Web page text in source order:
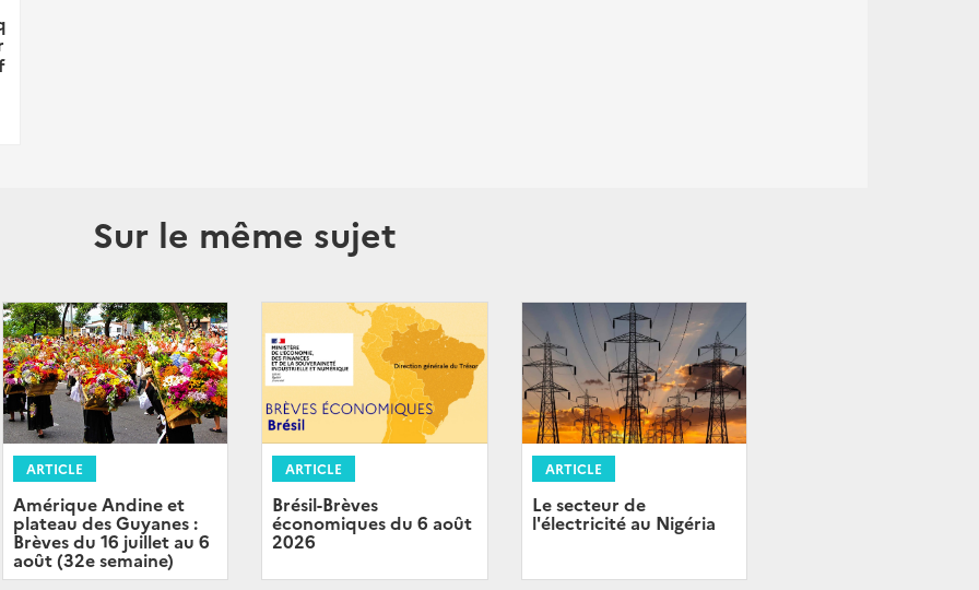
Sur le même sujet
ARTICLE
Amérique Andine et
plateau des Guyanes :
Brèves du 16 juillet au 6
août (32e semaine)
ARTICLE
Brésil-Brèves
économiques du 6 août
2026
ARTICLE
Le secteur de
l'électricité au Nigéria